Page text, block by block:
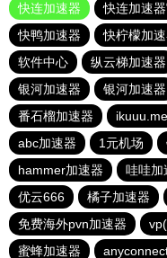
快连加速器
快连加速
快鸭加速器
快柠檬加
软件中心
纵云梯加速器
银河加速器
银河加速器
番石榴加速器
abc加速器
1元机场
hammer加速器
哇哇加
优云666
橘子加速器
免费海外pvn加速器
蜜蜂加速器